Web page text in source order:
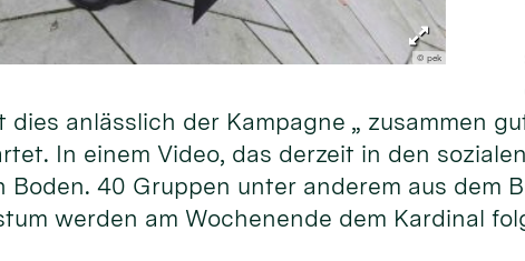
© pek
dies anlässlich der Kampagne „ zusammen
In einem Video, das derzeit in den
Boden. 40 Gruppen unter anderem aus dem
werden am Wochenende dem Kardinal